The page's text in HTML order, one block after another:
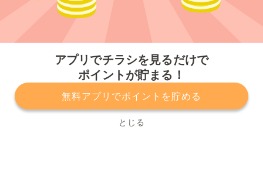
アプリでチラシを見るだけで
ポイントが貯まる！
無料アプリでポイントを貯める
とじる
プライバシーポリシー 利用規約
運営会社
サービスに関してのお問い合わせ